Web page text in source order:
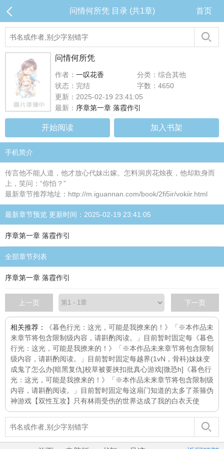
问情何所凭 目录 (共1章) 首页
问情何所凭
作者： 一叹花香
分类：综合其他
状态：完结
字数：4650
更新：2025-02-19 23:41:05
最新： 序章第一章 落霞作引
开始阅读 加入书架
手机简介
传言他不能人道，他才放心代妹出嫁。怎料洞房花烛夜，他却欺身而
上，笑问：“你怕？”
最新章节推荐地址：http://m.iguannan.com/book/2fi5ir/vokiir.html
最新章节预览 更新时间：2025-02-19 23:41:05
序章第一章 落霞作引
全部章节列表
序章第一章 落霞作引
上一页 下一页
相关推荐：
《暮色行光：这光，可能是我撩来的！》「※本作品未
来章节将包含限制级内容，请斟酌阅读。」目前暂时固定每 《暮色
行光：这光，可能是我撩来的！》「※本作品未来章节将包含限制
级内容，请斟酌阅读。」目前暂时固定每越界(1vN，骨科)妹妹变
成鬼了怎么办[暗黑复仇]校草被要挟扣批真心游戏[微恐h] 《暮色行
光：这光，可能是我撩来的！》「※本作品未来章节将包含限制级
内容，请斟酌阅读。」目前暂时固定每这扇门知道的太多了茶箍伪
神游戏 【双性互攻】只有林雨受伤的世界达成了我的白衣天使